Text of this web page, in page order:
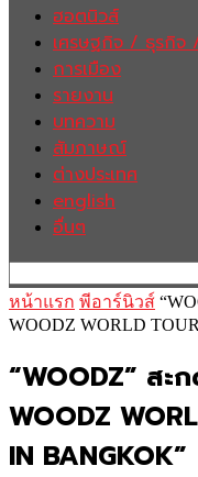
ฮอตนิวส์
เศรษฐกิจ / ธุรกิจ
การเมือง
รายงาน
บทความ
สัมภาษณ์
ต่างประเทศ
english
อื่นๆ
หน้าแรก พีอาร์นิวส์
WOODZ WORLD
“WOODZ” สะ
WOODZ
IN BANGKOK”